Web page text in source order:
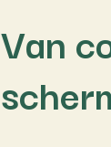
Van